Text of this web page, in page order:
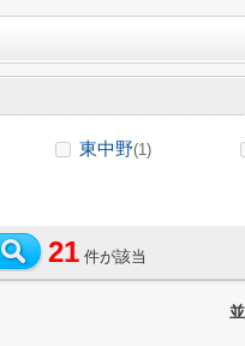
東中野(1)
21 件が該当